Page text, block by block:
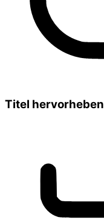
Titel hervorheben